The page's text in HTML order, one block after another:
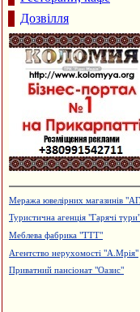
Дозвілля
Кафе "Fresh"
Приватна садиба "Добрий ранок"
Приватна садиба "Царина"
Садиба зеленого туризму "Княжий